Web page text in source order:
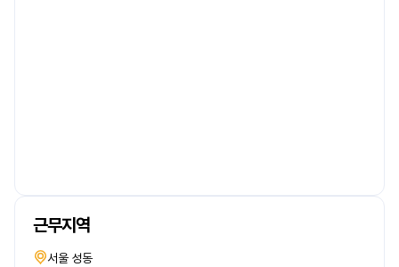
근무지역
서울 성동